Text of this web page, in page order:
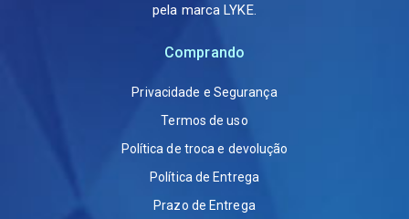
pela marca LYKE.
Comprando
Privacidade e Segurança
Termos de uso
Política de troca e devolução
Política de Entrega
Prazo de Entrega